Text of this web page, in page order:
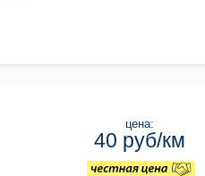
цена:
40 руб/км